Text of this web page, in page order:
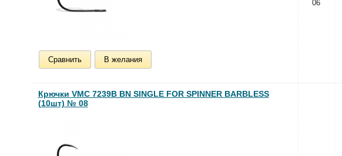
Сравнить В желания
06
Крючки VMC 7239B BN SINGLE FOR SPINNER BARBLESS
(10шт) № 08